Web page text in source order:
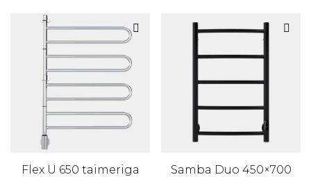
Flex U 650 taimeriga
Samba Duo 450×700